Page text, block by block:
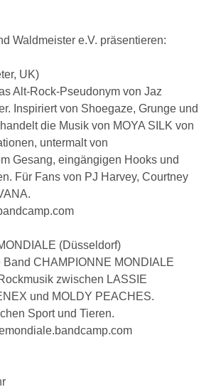
Waldmeister e.V. präsentieren:
UK)
Alt-Rock-Pseudonym von Jaz
Inspiriert von Shoegaze, Grunge und
die Musik von MOYA SILK von
untermalt von
Gesang, eingängigen Hooks und
Für Fans von PJ Harvey, Courtney
(Düsseldorf)
CHAMPIONNE MONDIALE
zwischen LASSIE
und MOLDY PEACHES.
Sport und Tieren.